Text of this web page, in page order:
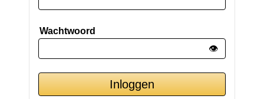
Wachtwoord
👁️